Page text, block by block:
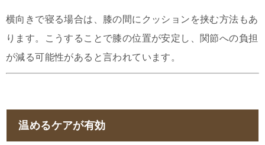
横向きで寝る場合は、膝の間にクッションを挟む方法もあ
ります。こうすることで膝の位置が安定し、関節への負担
が減る可能性があると言われています。
温めるケアが有効